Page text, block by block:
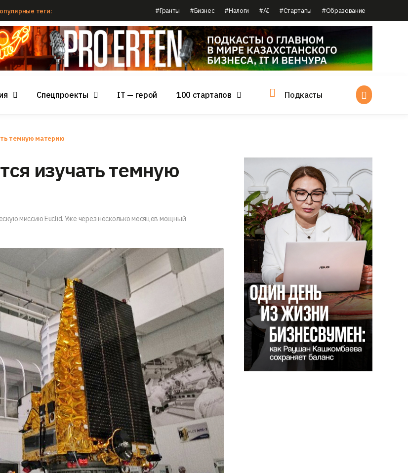
теги: #Гранты #Бизнес #Налоги #AI #Стартапы #Образование
Спецпроекты IT — герой 100 стартапов Подкасты
темную материю
изучать темную
миссию Euclid. Уже через несколько месяцев мощный